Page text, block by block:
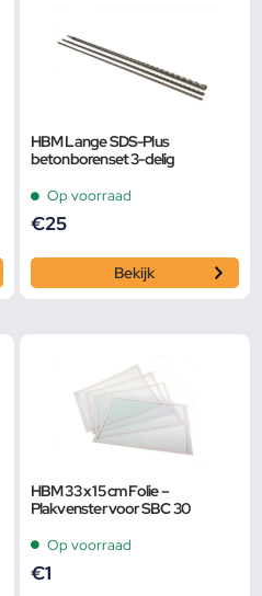
HBM Lange SDS-Plus
betonborenset 3-delig
Op voorraad
€25
Bekijk
HBM 33 x 15 cm Folie –
Plakvenster voor SBC 30
Op voorraad
€1